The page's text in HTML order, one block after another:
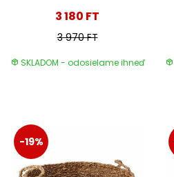
3 180 FT
3 970 FT
SKLADOM - odosielame ihneď
-19%